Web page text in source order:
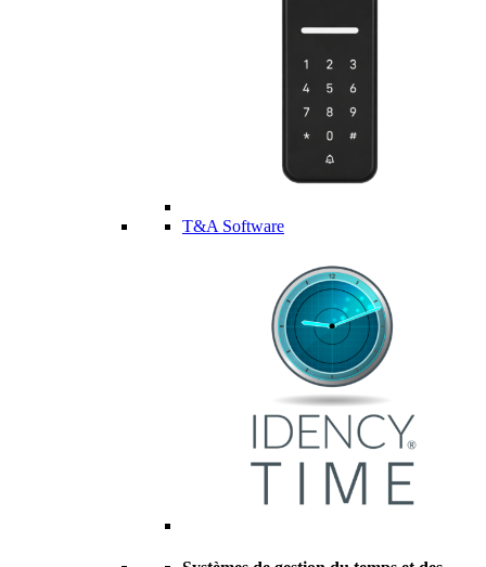
T&A Software